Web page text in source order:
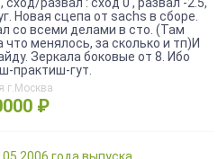
Новая сцепа от sасhs в сборе.
со всеми делами в сто. (Там
менялось, за сколько и тп)И
Зеркала боковые от 8. Ибо
практиш-гут.
г.Москва
₽